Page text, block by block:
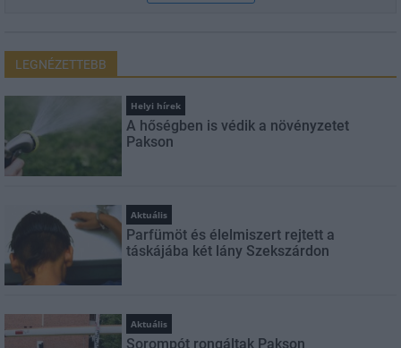
LEGNÉZETTEBB
Helyi hírek
A hőségben is védik a növényzetet
Pakson
Aktuális
Parfümöt és élelmiszert rejtett a
táskájába két lány Szekszárdon
Aktuális
Sorompót rongáltak Pakson